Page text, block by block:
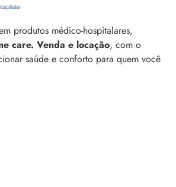
produtos médico-hospitalares,
care. Venda e locação, com o
saúde e conforto para quem você